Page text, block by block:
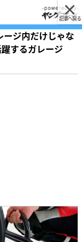
記事へ戻る
ジ内だけじゃな
するガレージ